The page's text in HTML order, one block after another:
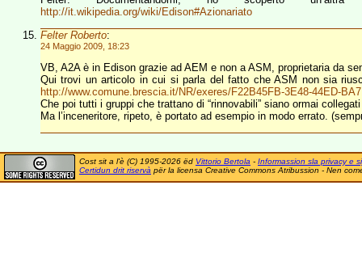
http://it.wikipedia.org/wiki/Edison#Azionariato
Felter Roberto:
24 Maggio 2009, 18:23
VB, A2A è in Edison grazie ad AEM e non a ASM, proprietaria da
Qui trovi un articolo in cui si parla del fatto che ASM non sia
http://www.comune.brescia.it/NR/exeres/F22B45FB-3E48-44ED-
Che poi tutti i gruppi che trattano di “rinnovabili” siano ormai
Ma l’inceneritore, ripeto, è portato ad esempio in modo errato.
Cost sit a l'è (C) 1995-2026 ëd Vittorio Bertola - Informassion sla privacy e
Certidun drit riservà për la licensa Creative Commons Atribussion - Nen